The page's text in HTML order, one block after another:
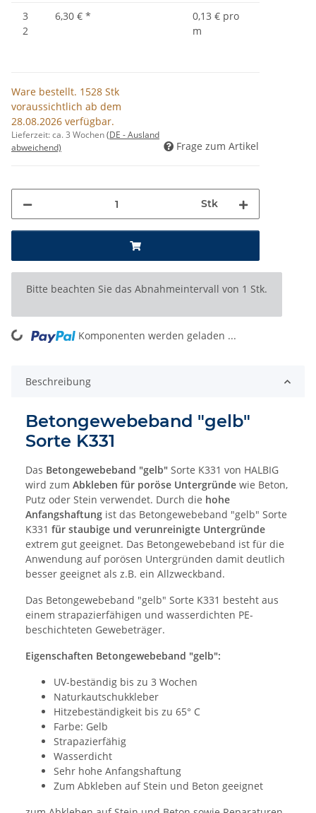
3
2
6,30 € *
0,13 € pro
m
Ware bestellt. 1528 Stk
voraussichtlich ab dem
28.08.2026 verfügbar.
Lieferzeit:ca. 3 Wochen(DE - Ausland
abweichend)
Frage zum Artikel
Stk
x
Bitte beachten Sie das Abnahmeintervall von 1 Stk.
Komponenten werden geladen ...
Beschreibung
Betongewebeband "gelb"
Sorte K331
Das Betongewebeband "gelb" Sorte K331 von HALBIG
wird zum Abkleben für poröse Untergründe wie Beton,
Putz oder Stein verwendet. Durch die hohe
Anfangshaftung ist das Betongewebeband "gelb" Sorte
K331 für staubige und verunreinigte Untergründe
extrem gut geeignet. Das Betongewebeband ist für die
Anwendung auf porösen Untergründen damit deutlich
besser geeignet als z.B. ein Allzweckband.
Das Betongewebeband "gelb" Sorte K331 besteht aus
einem strapazierfähigen und wasserdichten PE-
beschichteten Gewebeträger.
Eigenschaften Betongewebeband "gelb":
UV-beständig bis zu 3 Wochen
Naturkautschukkleber
Hitzebeständigkeit bis zu 65° C
Farbe: Gelb
Strapazierfähig
Wasserdicht
Sehr hohe Anfangshaftung
Zum Abkleben auf Stein und Beton geeignet